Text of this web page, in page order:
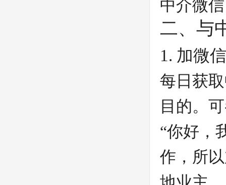
中介微
二、与
1. 加微
每日获
目的。
“你好，
作，所